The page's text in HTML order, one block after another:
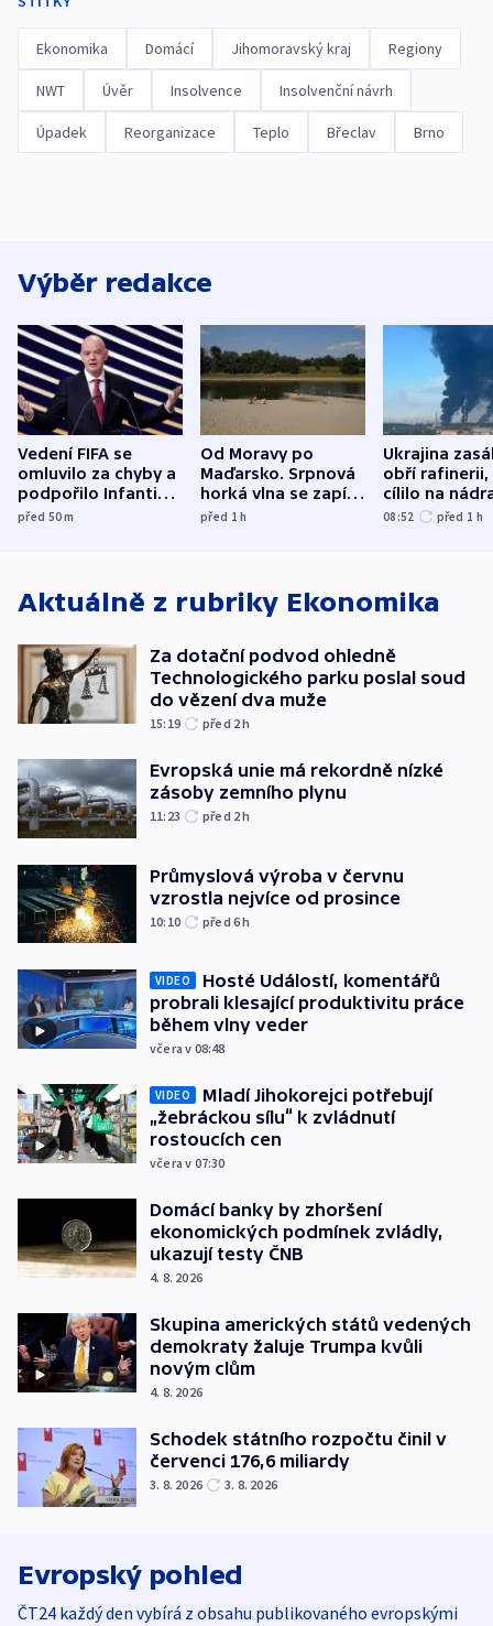
Ekonomika Domácí Jihomoravský kraj Regiony
NWT Úvěr Insolvence Insolvenční návrh
Úpadek Reorganizace Teplo Břeclav Brno
Výběr redakce
Vedení FIFA se
omluvilo za chyby a
podpořilo Infantina.
UEFA trvá na
před 50m
Od Moravy po
Maďarsko. Srpnová
horká vlna se zapíše
do dějin
před 1h
Ukrajina
obří rafinerii,
cílilo na
autobus
08:52 před 1 h
Aktuálně z rubriky Ekonomika
Za dotační podvod ohledně
Technologického parku poslal soud
do vězení dva muže
15:19 před 2h
Evropská unie má rekordně nízké
zásoby zemního plynu
11:23 před 2h
Průmyslová výroba v červnu
vzrostla nejvíce od prosince
10:10 před 6h
VIDEO
Hosté Událostí, komentářů
probrali klesající produktivitu práce
během vlny veder
včera v 08:48
VIDEO
Mladí Jihokorejci potřebují
„žebráckou sílu“ k zvládnutí
rostoucích cen
včera v 07:30
Domácí banky by zhoršení
ekonomických podmínek zvládly,
ukazují testy ČNB
4. 8. 2026
Skupina amerických států vedených
demokraty žaluje Trumpa kvůli
novým clům
4. 8. 2026
Schodek státního rozpočtu činil v
červenci 176,6 miliardy
3. 8. 2026 3. 8. 2026
Evropský pohled
ČT24 každý den vybírá z obsahu publikovaného evropskými